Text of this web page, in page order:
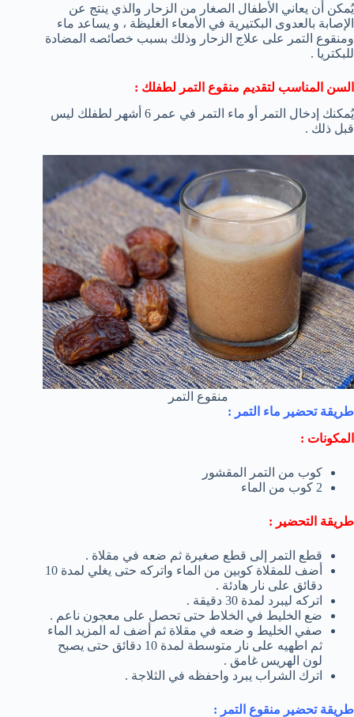
يُمكن أن يعاني الأطفال الصغار من الزحار والذي ينتج عن
الإصابة بالعدوى البكتيرية في الأمعاء الغليظة ، و يساعد ماء
ومنقوع التمر على علاج الزحار وذلك بسبب خصائصه المضادة
للبكتريا .
السن المناسب لتقديم منقوع التمر لطفلك :
يُمكنك إدخال التمر أو ماء التمر في عمر 6 أشهر لطفلك ليس
قبل ذلك .
منقوع التمر
طريقة تحضير ماء التمر :
المكونات :
كوب من التمر المقشور
2 كوب من الماء
طريقة التحضير :
قطع التمر إلى قطع صغيرة ثم ضعه في مقلاة .
أضف للمقلاة كوبين من الماء واتركه حتى يغلي لمدة 10
دقائق على نار هادئة .
اتركه ليبرد لمدة 30 دقيقة .
ضع الخليط في الخلاط حتى تحصل على معجون ناعم .
صفي الخليط و ضعه في مقلاة ثم أضف له المزيد الماء
ثم اطهيه على نار متوسطة لمدة 10 دقائق حتى يصبح
لون الهريس غامق .
اترك الشراب يبرد واحفظه في الثلاجة .
طريقة تحضير منقوع التمر :